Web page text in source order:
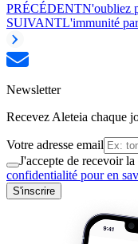
PRÉCÉDENTN'oubliez
SUIVANTL'immunité
Newsletter
Recevez Aleteia chaque
Votre adresse email
J'accepte de recevoir
confidentialité pour en
S'inscrire